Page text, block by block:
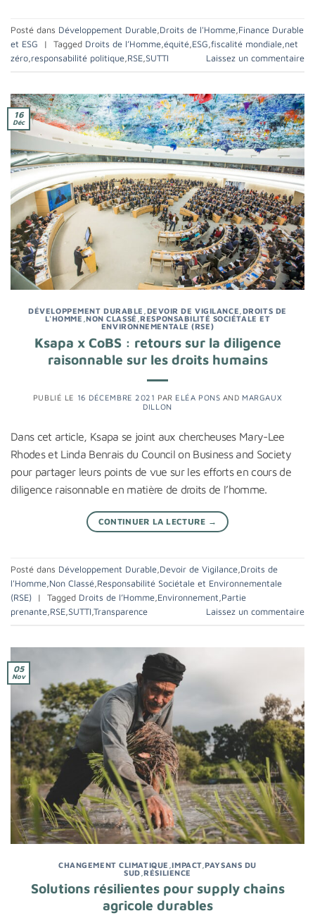
Posté dans Développement Durable,Droits de l'Homme,Finance Durable
et ESG
| Tagged Droits de l’Homme,équité,ESG,fiscalité mondiale,net
zéro,responsabilité politique,RSE,SUTTI Laissez un commentaire
16
Déc
DÉVELOPPEMENT DURABLE DEVOIR DE VIGILANCE DROITS DE
L'HOMME ,NON CLASSÉ ,RESPONSABILITÉ SOCIÉTALE ET
ENVIRONNEMENTALE (RSE)
Ksapa x CoBS : retours sur la diligence
raisonnable sur les droits humains
PUBLIÉ LE 16 DÉCEMBRE 2021 PAR ELÉA PONS AND MARGAUX
DILLON
Dans cet article, Ksapa se joint aux chercheuses Mary-Lee
Rhodes et Linda Benrais du Council on Business and Society
pour partager leurs points de vue sur les efforts en cours de
diligence raisonnable en matière de droits de l’homme.
CONTINUER LA LECTURE →
Posté dans Développement Durable,Devoir de Vigilance,Droits de
l'Homme,Non Classé,Responsabilité Sociétale et Environnementale
(RSE)
| Tagged Droits de l’Homme,Environnement,Partie
prenante,RSE,SUTTI,Transparence Laissez un commentaire
05
Nov
CHANGEMENT CLIMATIQUE ,IMPACT,PAYSANS DU
SUD ,RÉSILIENCE
Solutions résilientes pour supply chains
agricole durables